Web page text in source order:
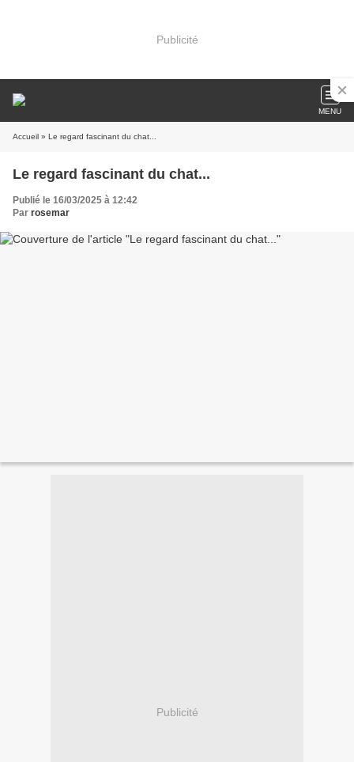
Publicité
MENU
Accueil » Le regard fascinant du chat...
Le regard fascinant du chat...
Publié le 16/03/2025 à 12:42
Par rosemar
Publicité